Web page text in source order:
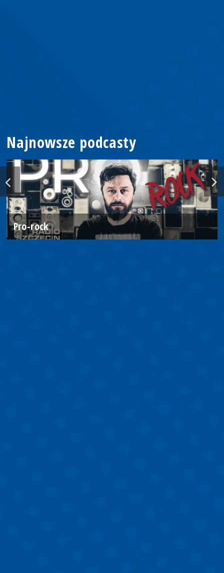
Najnowsze podcasty
Pro-rock